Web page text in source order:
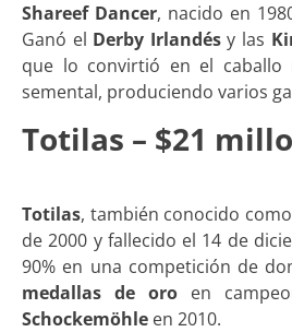
Shareef Dancer, nacido en
Ganó el Derby Irlandésy las
que lo convirtió en el caballo
semental, produciendo varios
Totilas – $21
Totilas, también conocido
de 2000 y fallecido el 14 de
90% en una competición de
medallas de oro en
Schockemöhle en 2010.